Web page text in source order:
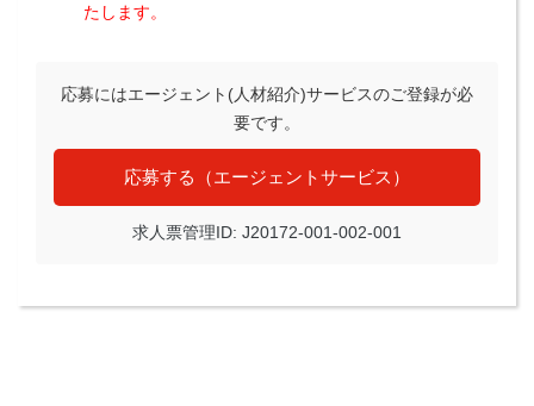
たします。
応募にはエージェント(人材紹介)サービスのご登録が必
要です。
応募する（エージェントサービス）
求人票管理ID: J20172-001-002-001